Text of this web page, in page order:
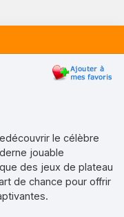
le célèbre
jouable
des jeux de plateau
de chance pour offrir